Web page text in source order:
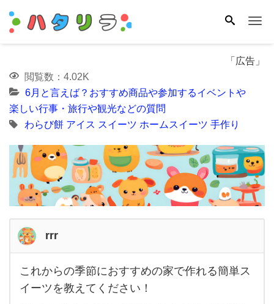
「広告」
閲覧数：4.02K
6月と言えば？おすすめ商品や参加するイベントや
楽しい行事・旅行や観光などの質問
わらび餅 アイス スイーツ ホームスイーツ 手作り
rrr
こ
これからの季節におすすめの家で作れる簡単ス
イーツを教えてください！